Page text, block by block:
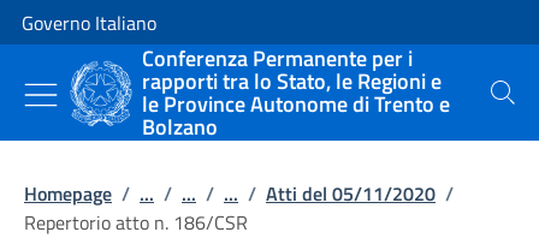
Vai al contenuto
Vai alla navigazione del sito
Governo Italiano
Conferenza Permanente per i
rapporti tra lo Stato, le Regioni e
le Province Autonome di Trento e
Bolzano
Cerca
Homepage / ... / ... / ... / Atti del 05/11/2020 /
Repertorio atto n. 186/CSR